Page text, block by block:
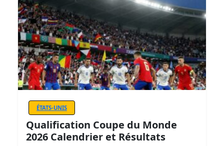
ÉTATS-UNIS
Qualification Coupe du Monde
2026 Calendrier et Résultats